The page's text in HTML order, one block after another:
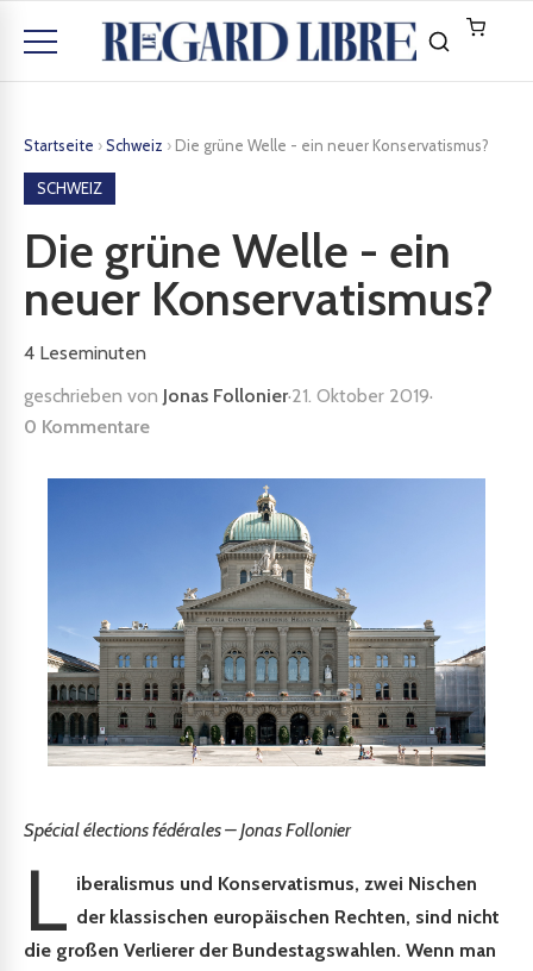
Startseite ›Schweiz › Die grüne Welle - ein neuer Konservatismus?
SCHWEIZ
Die grüne Welle - ein
neuer Konservatismus?
4 Leseminuten
geschrieben von Jonas Follonier·21. Oktober 2019·
0 Kommentare
Spécial élections fédérales – Jonas Follonier
L iberalismus und Konservatismus, zwei Nischen
der klassischen europäischen Rechten, sind nicht
die großen Verlierer der Bundestagswahlen. Wenn man